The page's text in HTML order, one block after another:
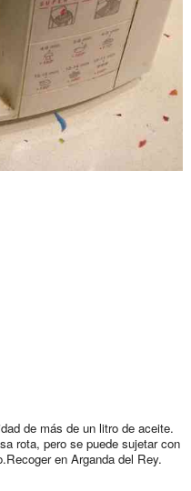
de más de un litro de aceite.
rota, pero se puede sujetar con
en Arganda del Rey.